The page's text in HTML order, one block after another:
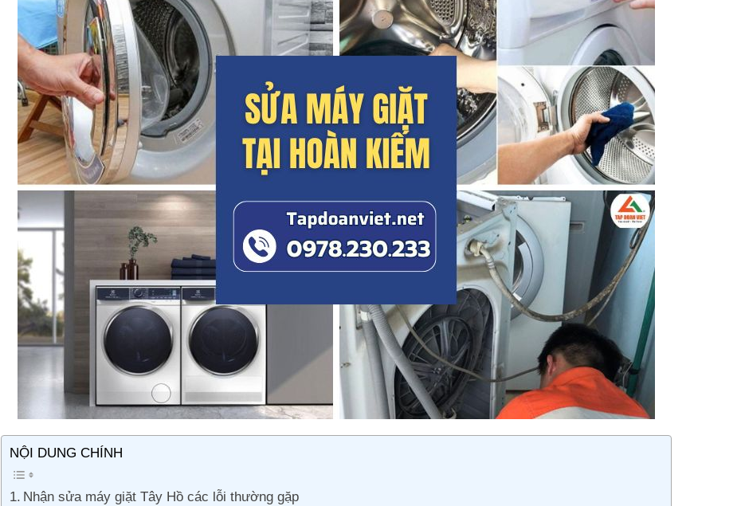
NỘI DUNG CHÍNH
Nhận sửa máy giặt Tây Hồ các lỗi thường gặp